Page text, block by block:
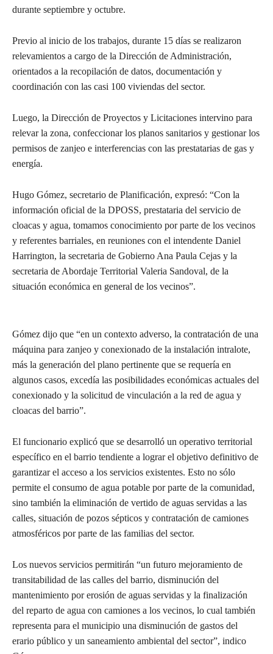
durante septiembre y octubre.
Previo al inicio de los trabajos, durante 15 días se realizaron
relevamientos a cargo de la Dirección de Administración,
orientados a la recopilación de datos, documentación y
coordinación con las casi 100 viviendas del sector.
Luego, la Dirección de Proyectos y Licitaciones intervino para
relevar la zona, confeccionar los planos sanitarios y gestionar los
permisos de zanjeo e interferencias con las prestatarias de gas y
energía.
Hugo Gómez, secretario de Planificación, expresó: “Con la
información oficial de la DPOSS, prestataria del servicio de
cloacas y agua, tomamos conocimiento por parte de los vecinos
y referentes barriales, en reuniones con el intendente Daniel
Harrington, la secretaria de Gobierno Ana Paula Cejas y la
secretaria de Abordaje Territorial Valeria Sandoval, de la
situación económica en general de los vecinos”.
Gómez dijo que “en un contexto adverso, la contratación de una
máquina para zanjeo y conexionado de la instalación intralote,
más la generación del plano pertinente que se requería en
algunos casos, excedía las posibilidades económicas actuales del
conexionado y la solicitud de vinculación a la red de agua y
cloacas del barrio”.
El funcionario explicó que se desarrolló un operativo territorial
específico en el barrio tendiente a lograr el objetivo definitivo de
garantizar el acceso a los servicios existentes. Esto no sólo
permite el consumo de agua potable por parte de la comunidad,
sino también la eliminación de vertido de aguas servidas a las
calles, situación de pozos sépticos y contratación de camiones
atmosféricos por parte de las familias del sector.
Los nuevos servicios permitirán “un futuro mejoramiento de
transitabilidad de las calles del barrio, disminución del
mantenimiento por erosión de aguas servidas y la finalización
del reparto de agua con camiones a los vecinos, lo cual también
representa para el municipio una disminución de gastos del
erario público y un saneamiento ambiental del sector”, indico